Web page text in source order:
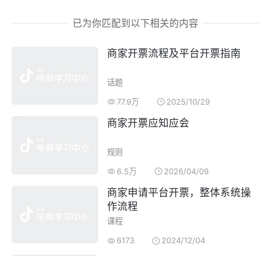
已为你匹配到以下相关的内容
商家开票流程及平台开票指南
话题
77.9万
2025/10/29
商家开票应知应会
规则
6.5万
2026/04/09
商家申请平台开票 ， 整体系统操
作流程
课程
6173
2024/12/04